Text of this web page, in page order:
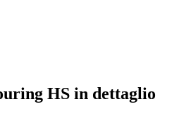
HS in dettaglio